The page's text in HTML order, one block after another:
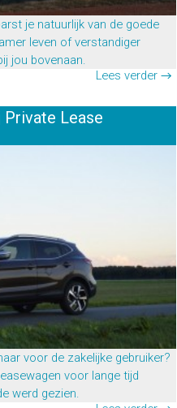
je natuurlijk van de goede
leven of verstandiger
jou bovenaan.
Lees verder →
Lease
voor de zakelijke gebruiker?
voor lange tijd
werd gezien.